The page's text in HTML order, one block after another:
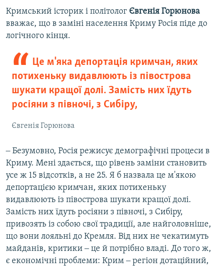
Кримський історик і політолог Євгенія Горюнова
вважає, що в заміні населення Криму Росія піде до
логічного кінця.
Це м'яка депортація кримчан, яких
потихеньку видавлюють із півострова
шукати кращої долі. Замість них їдуть
росіяни з півночі, з Сибіру,
Євгенія Горюнова
‒ Безумовно, Росія режисує демографічні процеси в
Криму. Мені здається, що рівень заміни становить
усе ж 15 відсотків, а не 25. Я б назвала це м'якою
депортацією кримчан, яких потихеньку
видавлюють із півострова шукати кращої долі.
Замість них їдуть росіяни з півночі, з Сибіру,
привозять із собою свої традиції, але найголовніше,
що вони лояльні до Кремля. Від них не чекатимуть
майданів, критики ‒ це й потрібно владі. До того ж,
є економічні проблеми: Крим ‒ регіон дотаційний,